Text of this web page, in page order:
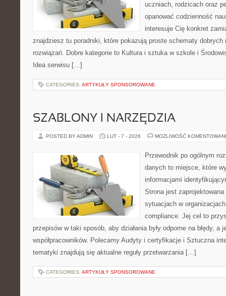
uczniach, rodzicach oraz
opanować codzienność
interesuje Cię konkret
znajdziesz tu poradniki, które pokazują proste schematy dobrych
rozwiązań. Dobre kategorie to Kultura i sztuka w szkole i
Idea serwisu […]
CATEGORIES: ARTYKUŁY SPONSOROWANE
SZABLONY I NARZĘDZIA
POSTED BY ADMIN LUT - 7 - 2026 MOŻLIWOŚĆ
Przewodnik po ogólnym
danych to miejsce, które
informacjami
Strona jest
sytuacjach w
compliance. Jej cel to
przepisów w taki sposób, aby działania były odporne na błędy, a
współpracowników. Polecamy Audyty i certyfikacje i Sztuczna
tematyki znajdują się aktualne reguły przetwarzania […]
CATEGORIES: ARTYKUŁY SPONSOROWANE